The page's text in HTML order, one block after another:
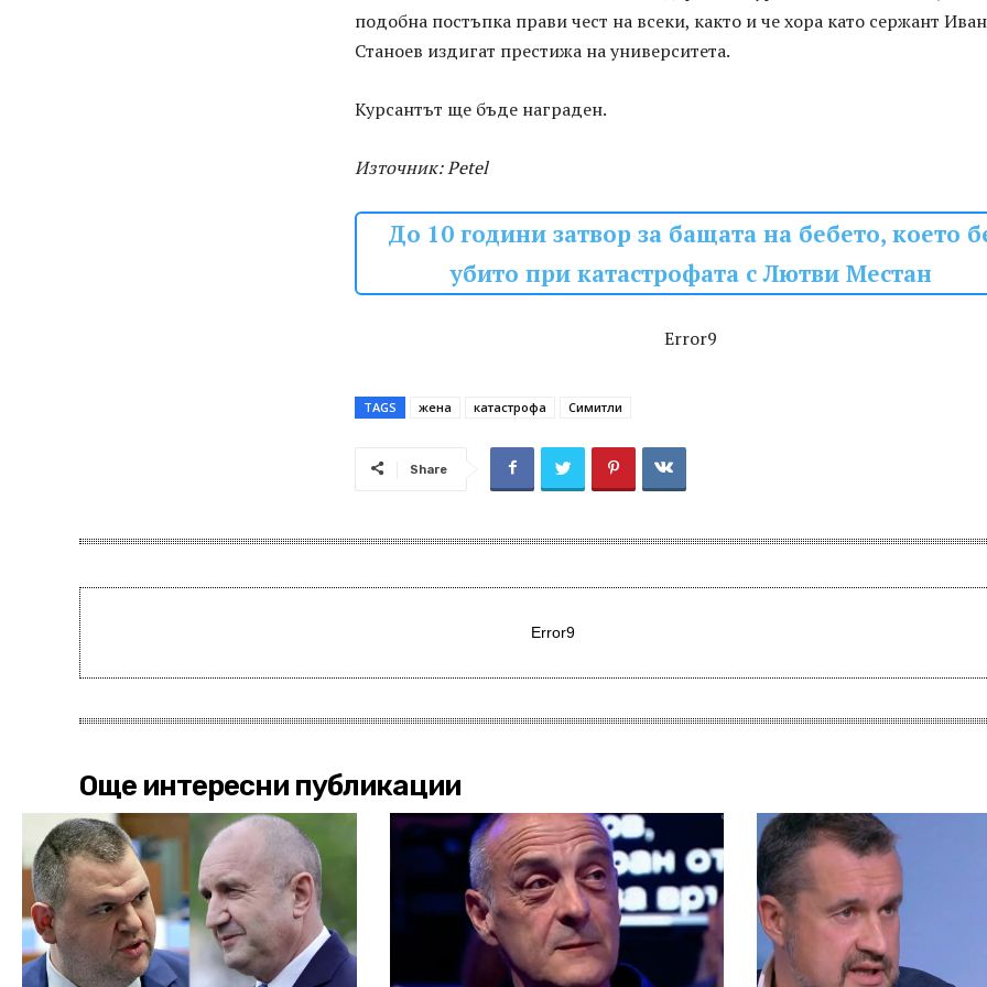
подобна постъпка прави чест на всеки, както и че хора като сержант Иван
Станоев издигат престижа на университета.
Курсантът ще бъде награден.
Източник: Petel
До 10 години затвор за бащата на бебето, което
убито при катастрофата с Лютви Местан
Error9
TAGS жена катастрофа Симитли
Share
Error9
Още интересни публикации